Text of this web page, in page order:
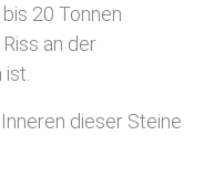
20 Tonnen
an der
dieser Steine